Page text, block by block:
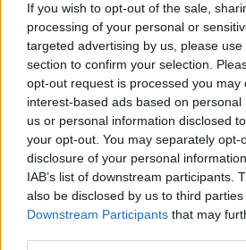
If you wish to opt-out of the sale,
processing of your personal or
targeted advertising by us, please
section to confirm your selection.
opt-out request is processed you may
interest-based ads based on
us or personal information disclosed
your opt-out. You may separately opt-
disclosure of your personal
IAB’s list of downstream participants.
also be disclosed by us to third
Downstream Participants that may
Laura Pausini
Ska-P
La Fuga